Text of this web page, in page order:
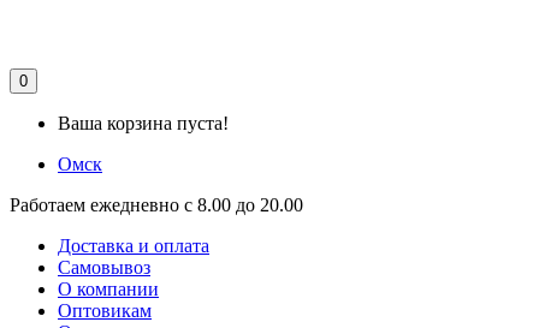
0
Ваша корзина пуста!
Омск
Работаем ежедневно с 8.00 до 20.00
Доставка и оплата
Самовывоз
О компании
Оптовикам